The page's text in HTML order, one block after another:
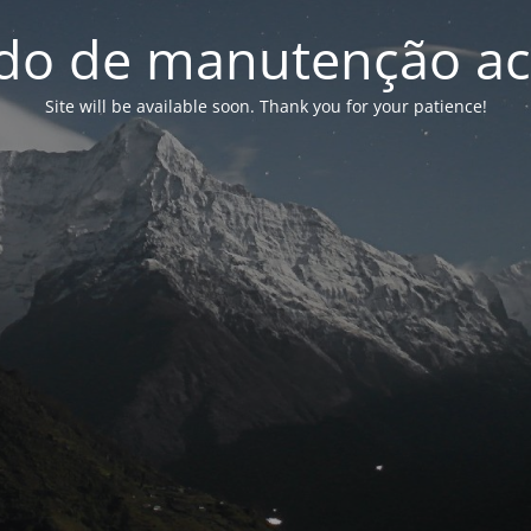
de manutenção
Site will be available soon. Thank you for your patience!